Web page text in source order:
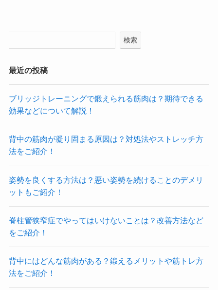
検索
最近の投稿
ブリッジトレーニングで鍛えられる筋肉は？期待できる
効果などについて解説！
背中の筋肉が凝り固まる原因は？対処法やストレッチ方
法をご紹介！
姿勢を良くする方法は？悪い姿勢を続けることのデメリ
ットもご紹介！
脊柱管狭窄症でやってはいけないことは？改善方法など
をご紹介！
背中にはどんな筋肉がある？鍛えるメリットや筋トレ方
法をご紹介！